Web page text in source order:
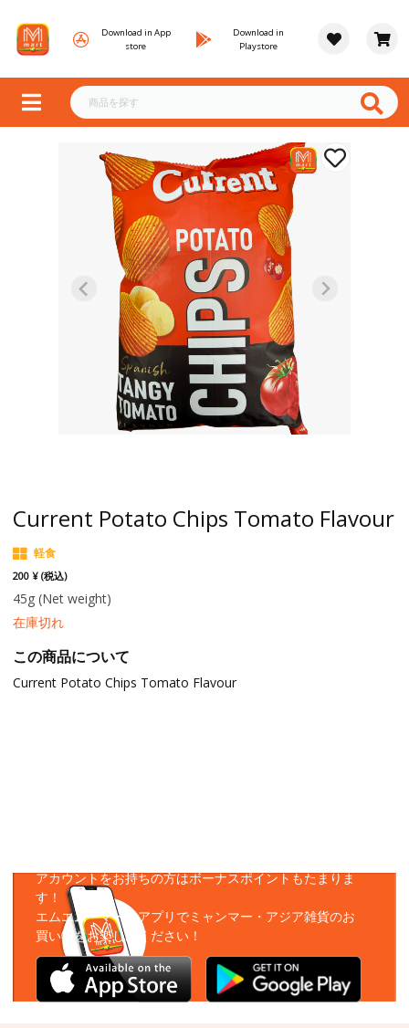
Download in App
store
Download in
Playstore
Current Potato Chips Tomato Flavour
軽食
200 ¥ (税込)
45g (Net weight)
在庫切れ
この商品について
Current Potato Chips Tomato Flavour
アカウントをお持ちの方はボーナスポイントもたまりま
す！
エムエムーマートアプリでミャンマー・アジア雑貨のお
買い物をお楽しみください！